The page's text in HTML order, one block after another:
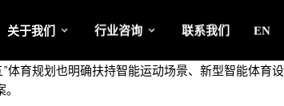
关于我们 行业咨询 联系我们 EN
育规划也明确扶持智能运动场景、新型智能体育